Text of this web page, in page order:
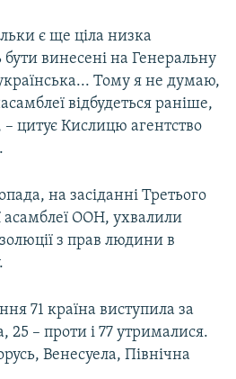
є ще ціла низка
винесені на Генеральну
Тому я не думаю,
відбудеться раніше,
– цитує Кислицю агентство
на засіданні Третього
асамблеї ООН, ухвалили
з прав людини в
71 країна виступила за
25 – проти і 77 утрималися.
Венесуела, Північна